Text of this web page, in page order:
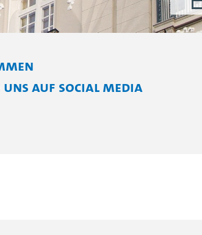
1
uns auf Social Media